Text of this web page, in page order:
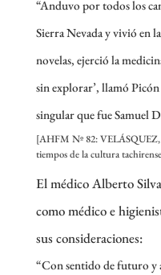
“Anduvo por todos los
Sierra Nevada y vivió en
novelas, ejerció la
sin explorar’, llamó Picón
singular que fue Samuel
[AHFM Nº 82: VELÁSQUEZ,
tiempos de la cultura
El médico Alberto
como médico e
sus consideraciones:
“Con sentido de futuro y